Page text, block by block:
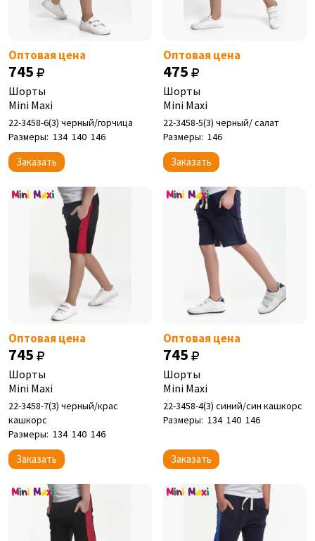
Оптовая цена
745
Шорты
Mini Maxi
22-3458-6(3) черный/горчица
Размеры: 134 140 146
Заказать
Оптовая цена
475
Шорты
Mini Maxi
22-3458-5(3) черный/ салат
Размеры: 146
Заказать
Оптовая цена
745
Шорты
Mini Maxi
22-3458-7(3) черный/крас
кашкорс
Размеры: 134 140 146
Заказать
Оптовая цена
745
Шорты
Mini Maxi
22-3458-4(3) синий/син кашкорс
Размеры: 134 140 146
Заказать